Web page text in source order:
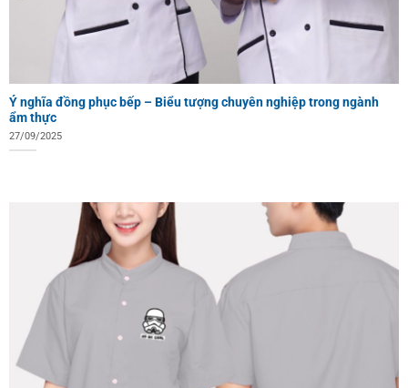
Ý nghĩa đồng phục bếp – Biểu tượng chuyên nghiệp trong ngành
ẩm thực
27/09/2025